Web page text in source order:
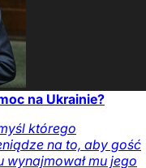
na Ukrainie?
którego
na to, aby gość
wynajmował mu jego